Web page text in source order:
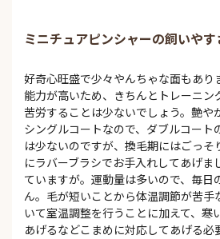
ミニチュアピンシャーの飼いやす
好奇心旺盛で少々やんちゃな面もあり
能力が高いため、きちんとトレーニン
苦労することは少ないでしょう。艶や
シングルコートなので、ダブルコート
は少ないのですが、換毛期にはごっそ
にラバーブラシでお手入れしてあげま
ていますが。運動量は多いので、毎日
ん。毛が短いことから体温調節が苦手
いて室温調整を行うことに加えて、寒
あげるなどこまめに対応してあげる必